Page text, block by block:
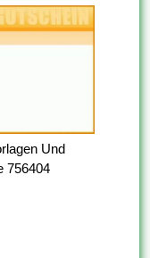
Und
756404